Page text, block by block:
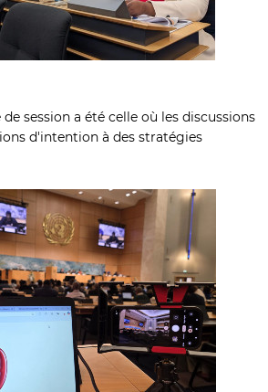
session a été celle où les discussions
d'intention à des stratégies